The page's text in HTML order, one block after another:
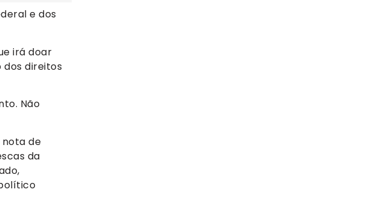
e dos
irá doar
direitos
Não
nota de
da